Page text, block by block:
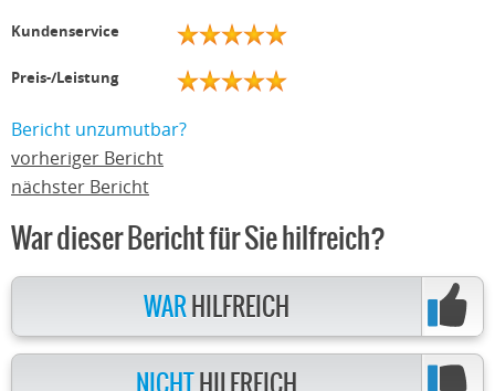
Kundenservice
Preis-/Leistung
Bericht unzumutbar?
vorheriger Bericht
nächster Bericht
War dieser Bericht für Sie hilfreich?
WAR HILFREICH